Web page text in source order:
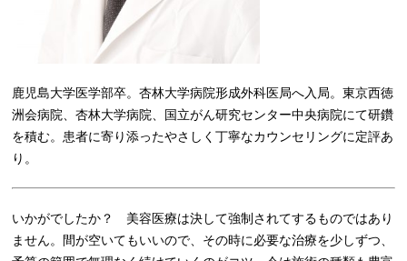
鹿児島大学医学部卒。杏林大学病院形成外科医局へ入局。東京西徳
洲会病院、杏林大学病院、国立がん研究センター中央病院にて研鑽
を積む。患者に寄り添ったやさしく丁寧なカウンセリングに定評あ
り。
いかがでしたか？ 美容医療は決して強制されてするものではあり
ません。間が空いてもいいので、その時に必要な治療を少しずつ、